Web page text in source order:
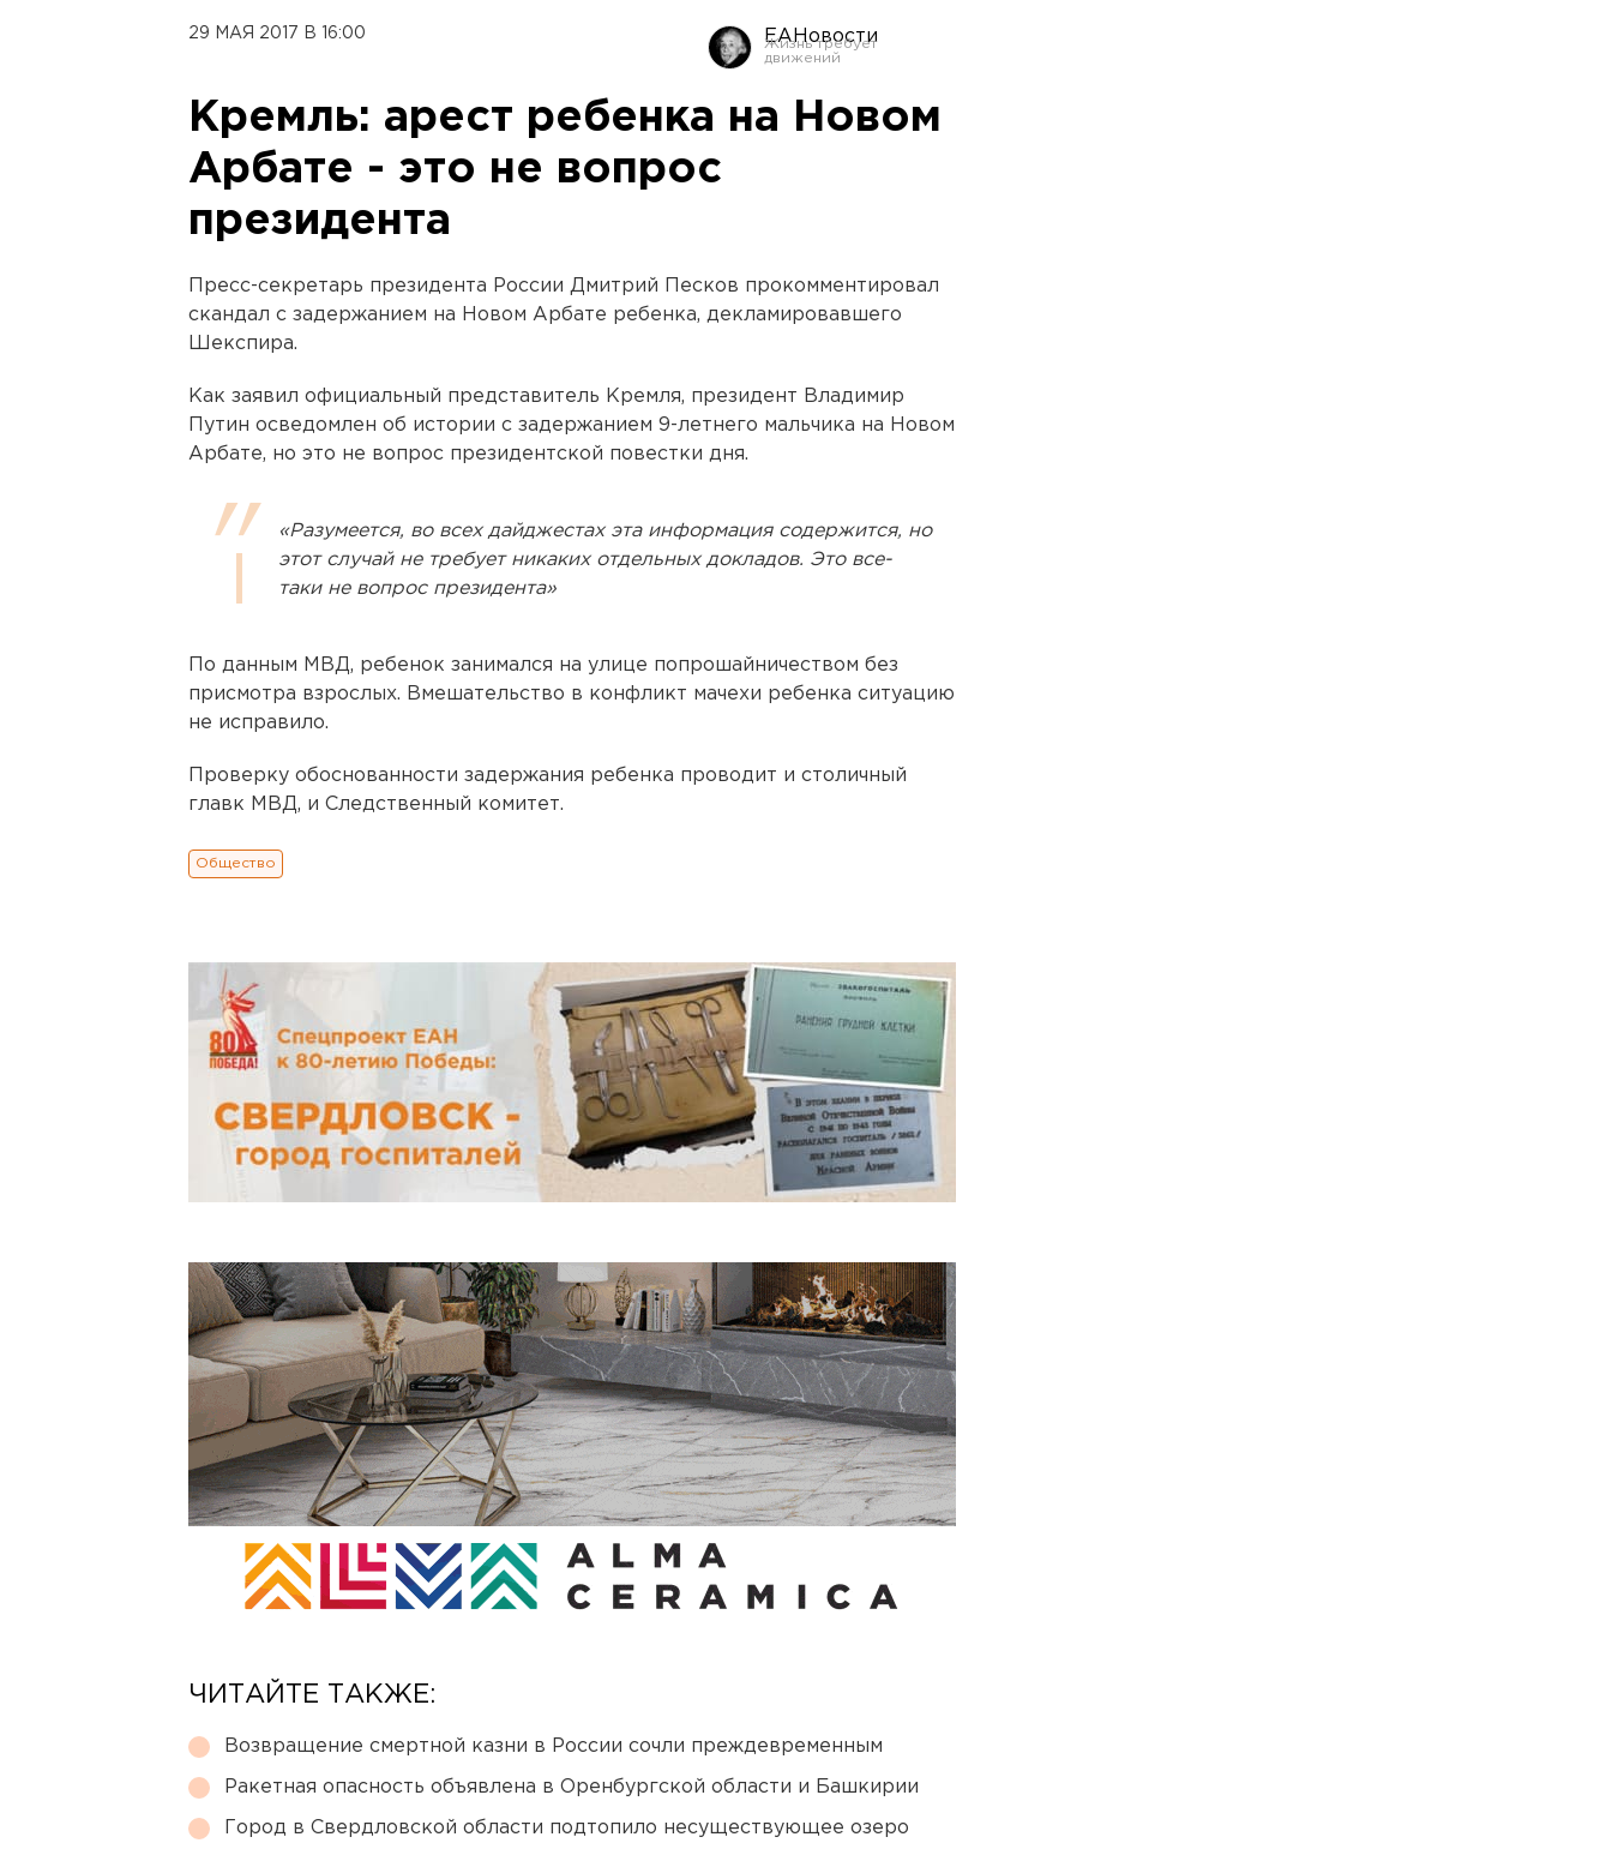
29 МАЯ 2017 В 16:00 ЕАНовости
Кремль: арест ребенка на Новом
Арбате - это не вопрос
президента
Пресс-секретарь президента России Дмитрий Песков прокомментировал
скандал с задержанием на Новом Арбате ребенка, декламировавшего
Шекспира.
Как заявил официальный представитель Кремля, президент Владимир
Путин осведомлен об истории с задержанием 9-летнего мальчика на Новом
Арбате, но это не вопрос президентской повестки дня.
«Разумеется, во всех дайджестах эта информация содержится, но
этот случай не требует никаких отдельных докладов. Это все-
таки не вопрос президента»
По данным МВД, ребенок занимался на улице попрошайничеством без
присмотра взрослых. Вмешательство в конфликт мачехи ребенка ситуацию
не исправило.
Проверку обоснованности задержания ребенка проводит и столичный
главк МВД, и Следственный комитет.
Общество
ЧИТАЙТЕ ТАКЖЕ:
Возвращение смертной казни в России сочли преждевременным
Ракетная опасность объявлена в Оренбургской области и Башкирии
Город в Свердловской области подтопило несуществующее озеро